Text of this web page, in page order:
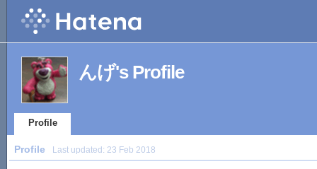
んげ's Profile
Profile
Profile Last updated: 23 Feb 2018